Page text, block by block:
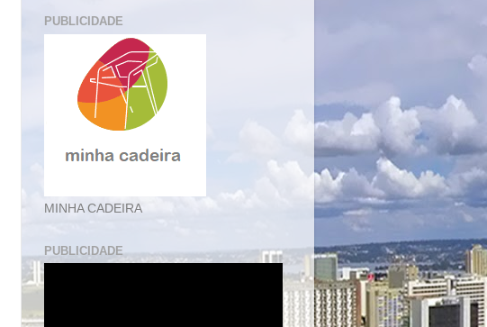
PUBLICIDADE
MINHA CADEIRA
PUBLICIDADE